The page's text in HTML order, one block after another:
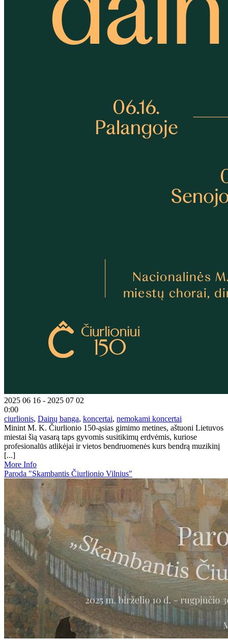
2025 06 16 - 2025 07 02
0:00
ciurlionis, Dainų banga, koncertai, nemokami koncertai
Minint M. K. Čiurlionio 150-ąsias gimimo metines, aštuoni Lietuvos
miestai šią vasarą taps gyvomis susitikimų erdvėmis, kuriose
profesionalūs atlikėjai ir vietos bendruomenės kurs bendrą muzikinį
[...]
More Info
Paroda "Skambantis Čiurlionio Vilnius"